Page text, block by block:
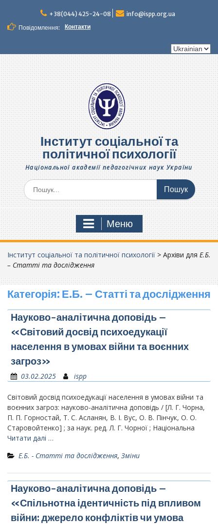
вмісту
+38(044) 425-24-08
info@ispp.org.ua
Повідомлення:
Контакти
Вибрати
Інститут соціальної та
політичної психології
Національної академії педагогічних наук України
Шукати:
Меню
Інститут соціальної та політичної психології > Архіви для Е.Б.
– Статті та дослідження
Категорія: Е.Б. – Статті та дослідження
Науково-аналітична доповідь –
«Світовий досвід психоедукації
населення в умовах війни та воєнних
загроз»
03.02.2025 ispp
Світовий досвід психоедукації населення в умовах війни та
воєнних загроз: науково-аналітична доповідь / [Л. Г. Чорна,
П. П. Горностай, Т. С. Асланян, В. І. Вус, О. В. Пінчук, О. О.
Старовойтенко] ; за наук. ред. Л. Г. Чорної ; Національна
Читати далі …
Е.Б. - Статті та дослідження, Зміни
Науково-аналітична доповідь –
«Спільнотна ідентичність під впливом
війни: джерело конфліктів чи умова